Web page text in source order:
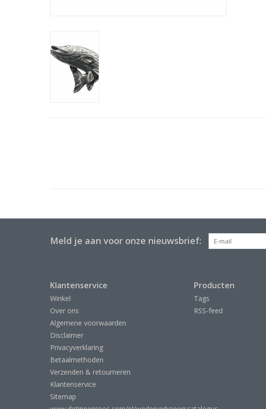
Meld je aan voor onze nieuwsbrief:
Klantenservice
Winkel
Over ons
Algemene voorwaarden
Disclaimer
Privacyverklaring
Betaalmethoden
Verzenden & retourneren
Klantenservice
Sitemap
Producten
Tags
RSS-feed